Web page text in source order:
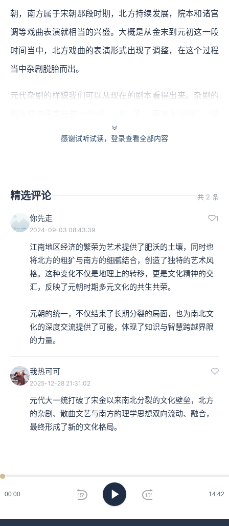
00:00 14:42
朝，南方属于宋朝那段时期，北方持续发展，院本和诸宫
调等戏曲表演就相当的兴盛。大概是从金末到元初这一段
时间当中，北方戏曲的表演形式出现了调整，在这个过程
当中杂剧脱胎而出。
元代杂剧的样貌我们可以从现在的剧本看得出来。杂剧的
子”的篇幅比较短，是整出戏的开端，作用类似像序幕，而
摆在第四折之后。也可以没有“楔子”，或一本用了两个“楔
借由“唱”、“云”、“科”来表现剧情。
本集编辑：dy、小蝉
感谢试听试读，登录查看全部内容
精选评论 共 2 条
你先走 1
2024-09-03 08:43:39
江南地区经济的繁荣为艺术提供了肥沃的土壤，同时也
将北方的粗犷与南方的细腻结合，创造了独特的艺术风
格。这种变化不仅是地理上的转移，更是文化精神的交
汇，反映了元朝时期多元文化的共生共荣。
元朝的统一，不仅结束了长期分裂的局面，也为南北文
化的深度交流提供了可能，体现了知识与智慧跨越界限
的力量。
我热可可
2025-12-28 21:31:02
元代大一统打破了宋金以来南北分裂的文化壁垒，北方
的杂剧、散曲文艺与南方的理学思想双向流动、融合，
最终形成了新的文化格局。